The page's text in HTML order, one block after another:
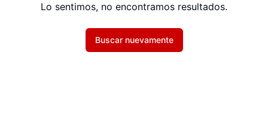
Lo sentimos, no encontramos resultados.
Buscar nuevamente